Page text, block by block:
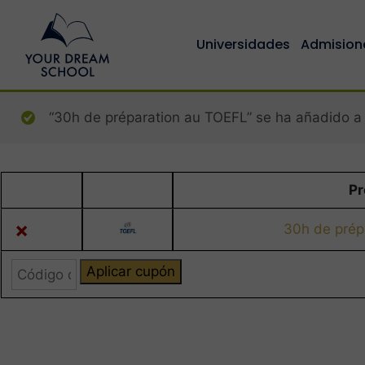
Universidades
“30h de préparation au TOEFL” se ha añadido
× 30h de
Cupón:
Aplicar cupón